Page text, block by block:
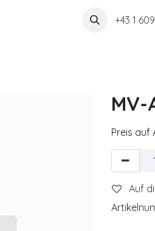
+43 1
MV-
Preis auf
Auf